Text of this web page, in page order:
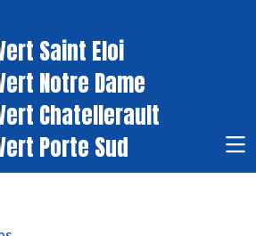
Saint Eloi
Notre Dame
Chatellerault
Porte Sud